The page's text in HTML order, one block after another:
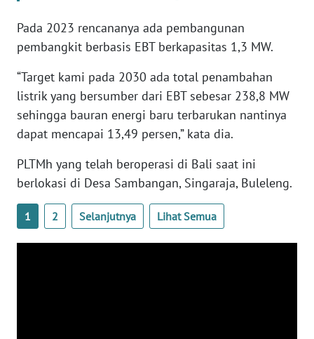
Pada 2023 rencananya ada pembangunan
pembangkit berbasis EBT berkapasitas 1,3 MW.
“Target kami pada 2030 ada total penambahan
listrik yang bersumber dari EBT sebesar 238,8 MW
sehingga bauran energi baru terbarukan nantinya
dapat mencapai 13,49 persen,” kata dia.
PLTMh yang telah beroperasi di Bali saat ini
berlokasi di Desa Sambangan, Singaraja, Buleleng.
1 2 Selanjutnya Lihat Semua
RIAU
SERAMBI
WN
JAMBI
WN
SULTRA
WN
NTB